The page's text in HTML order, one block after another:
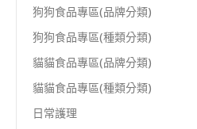
狗狗食品專區(品牌分類)
狗狗食品專區(種類分類)
貓貓食品專區(品牌分類)
貓貓食品專區(種類分類)
日常護理